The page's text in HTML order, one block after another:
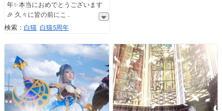
年✨本当におめでとうございます
🎉 久々に皆の前にこ
検索： 白猫 白猫5周年